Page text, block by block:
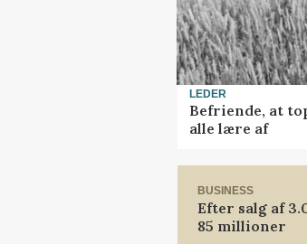
LEDER
Befriende, at
alle lære af
BUSINESS
Efter salg af
85 millioner